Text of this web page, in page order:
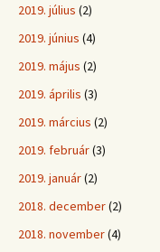
2019. július (2)
2019. június (4)
2019. május (2)
2019. április (3)
2019. március (2)
2019. február(3)
2019. január(2)
2018. december(2)
2018. november(4)